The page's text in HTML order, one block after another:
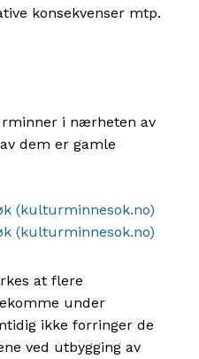
konsekvenser mtp.
i nærheten av
dem er gamle
(kulturminnesok.no)
(kulturminnesok.no)
at flere
under
ikke forringer de
ved utbygging av